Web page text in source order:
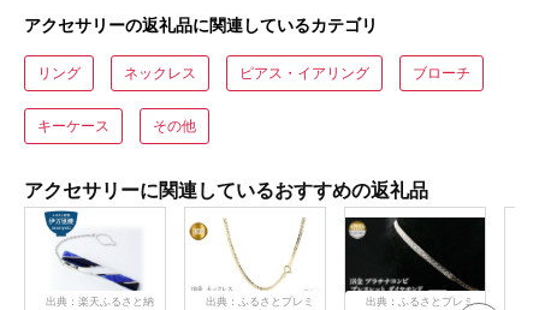
アクセサリーの返礼品に関連しているカテゴリ
リング ネックレス ピアス・イアリング ブローチ
キーケース その他
アクセサリーに関連しているおすすめの返礼品
出典：楽天ふるさと納
出典：ふるさとプレミ
出典：ふるさとプレミ